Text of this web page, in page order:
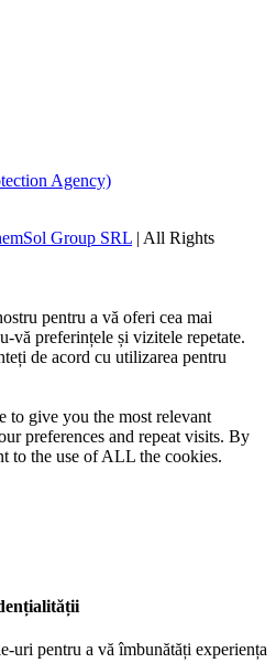
Agency)
Group SRL | All Rights
pentru a vă oferi cea mai
vă preferințele și vizitele repetate.
de acord cu utilizarea pentru
to give you the most relevant
preferences and repeat visits. By
to the use of ALL the cookies.
uri pentru a vă îmbunătăți experiența